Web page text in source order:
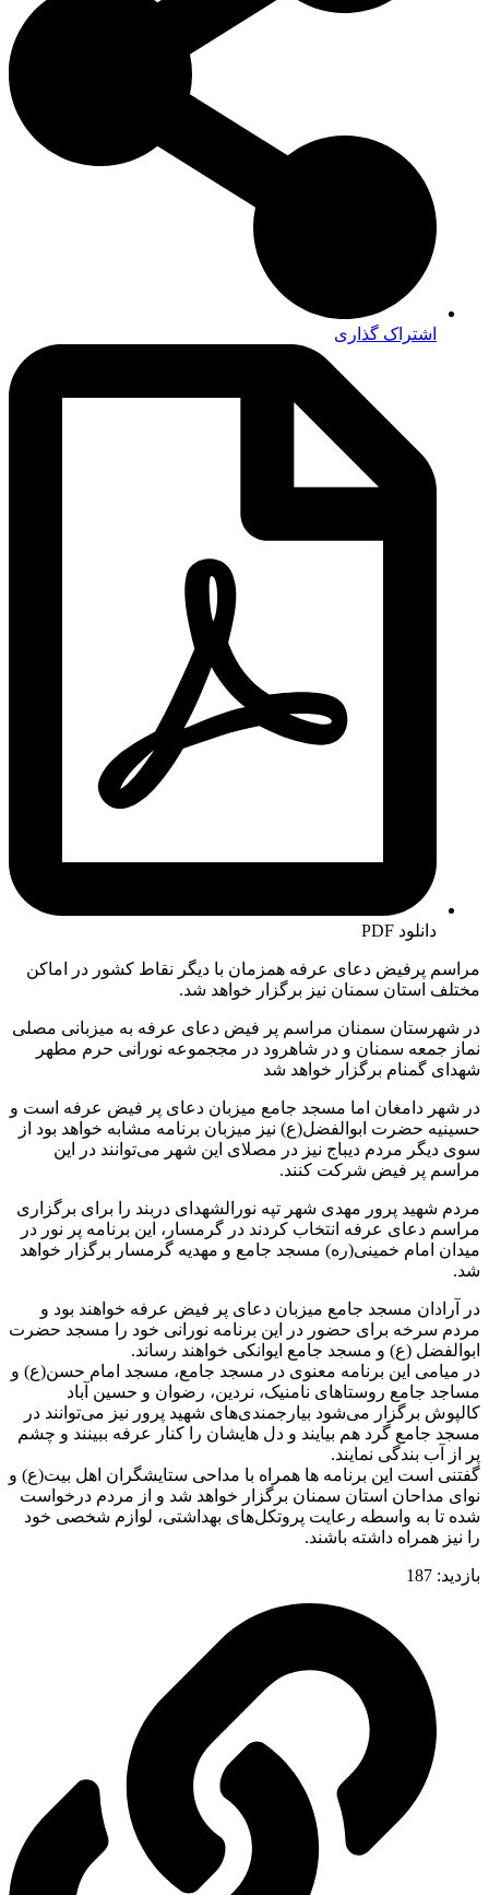
اشتراک گذاری
دانلود PDF
مراسم پرفیض دعای عرفه همزمان با دیگر نقاط کشور در اماکن
مختلف استان سمنان نیز برگزار خواهد شد.
در شهرستان سمنان مراسم پر فیض دعای عرفه به میزبانی مصلی
نماز جمعه سمنان و در شاهرود در مججموعه نورانی حرم مطهر
شهدای گمنام برگزار خواهد شد
در شهر دامغان اما مسجد جامع میزبان دعای پر فیض عرفه است و
حسینیه حضرت ابوالفضل(ع) نیز میزبان برنامه مشابه خواهد بود از
سوی دیگر مردم دیباج نیز در مصلای این شهر می‌توانند در این
مراسم پر فیض شرکت کنند.
مردم شهید پرور مهدی شهر تپه نورالشهدای دربند را برای برگزاری
مراسم دعای عرفه انتخاب کردند در گرمسار، این برنامه پر نور در
میدان امام خمینی(ره) مسجد جامع و مهدیه گرمسار برگزار خواهد
شد.
در آرادان مسجد جامع میزبان دعای پر فیض عرفه خواهند بود و
مردم سرخه برای حضور در این برنامه نورانی خود را مسجد حضرت
ابوالفضل (ع) و مسجد جامع ایوانکی خواهند رساند.
در میامی این برنامه معنوی در مسجد جامع، مسجد امام حسن(ع) و
مساجد جامع روستا‌‌‌‌های نامنیک، نردین، رضوان و حسین آباد
کالپوش برگزار می‌شود بیارجمندی‌‌‌‌های شهید پرور نیز می‌توانند در
مسجد جامع گرد هم بیایند و دل هایشان را کنار عرفه ببینند و چشم
پر از آب بندگی نمایند.
گفتنی است این برنامه ها همراه با مداحی ستایشگران اهل بیت(ع) و
نوای مداحان استان سمنان برگزار خواهد شد و از مردم درخواست
شده تا به واسطه رعایت پروتکل‌‌‌‌های بهداشتی، لوازم شخصی خود
را نیز همراه داشته باشند.
بازدید: 187